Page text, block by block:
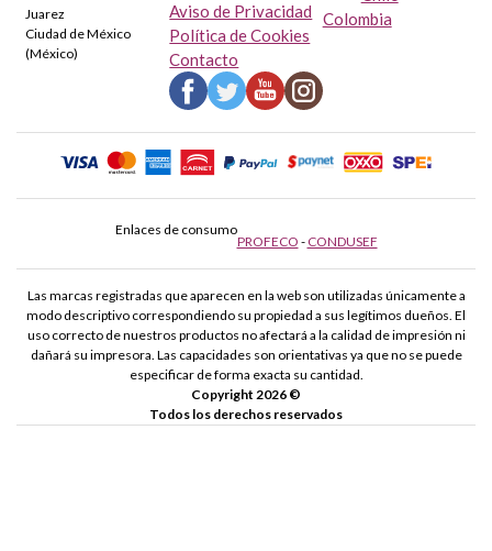
Juarez
Ciudad de México
(México)
Aviso de Privacidad
Política de Cookies
Contacto
Colombia
Enlaces de consumo
PROFECO - CONDUSEF
Las marcas registradas que aparecen en la web son utilizadas únicamente a
modo descriptivo correspondiendo su propiedad a sus legítimos dueños. El
uso correcto de nuestros productos no afectará a la calidad de impresión ni
dañará su impresora. Las capacidades son orientativas ya que no se puede
especificar de forma exacta su cantidad.
Copyright 2026 ©
Todos los derechos reservados